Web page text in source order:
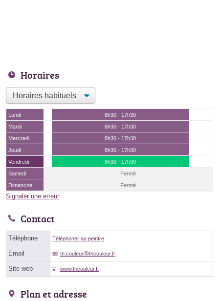
Horaires
Lundi
8h30 - 17h30
Mardi
8h30 - 17h30
Mercredi
8h30 - 17h30
Jeudi
8h30 - 17h30
Vendredi
8h30 - 17h30
Samedi
Fermé
Dimanche
Fermé
Signaler une erreur
Contact
Téléphone Téléphoner au peintre
Email th.couleurⓐthcouleur.fr
Site web www.thcouleur.fr
Plan et adresse